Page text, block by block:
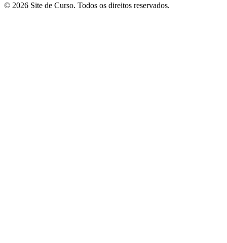
© 2026 Site de Curso. Todos os direitos reservados.